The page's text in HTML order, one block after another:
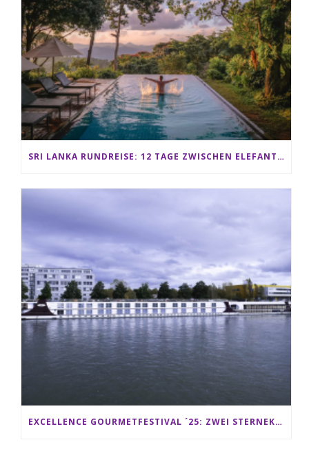
SRI LANKA RUNDREISE: 12 TAGE ZWISCHEN ELEFANTEN, TEEPLANTAGEN & STRAND ALS FAMILIE
EXCELLENCE GOURMETFESTIVAL ´25: ZWEI STERNEKÖCHE ANTONIO GUIDA & DARIO MORESCO VERWÖHNEN IHRE GÄSTE AUF EINER LUXERIÖSEN SCHIFFSREISE